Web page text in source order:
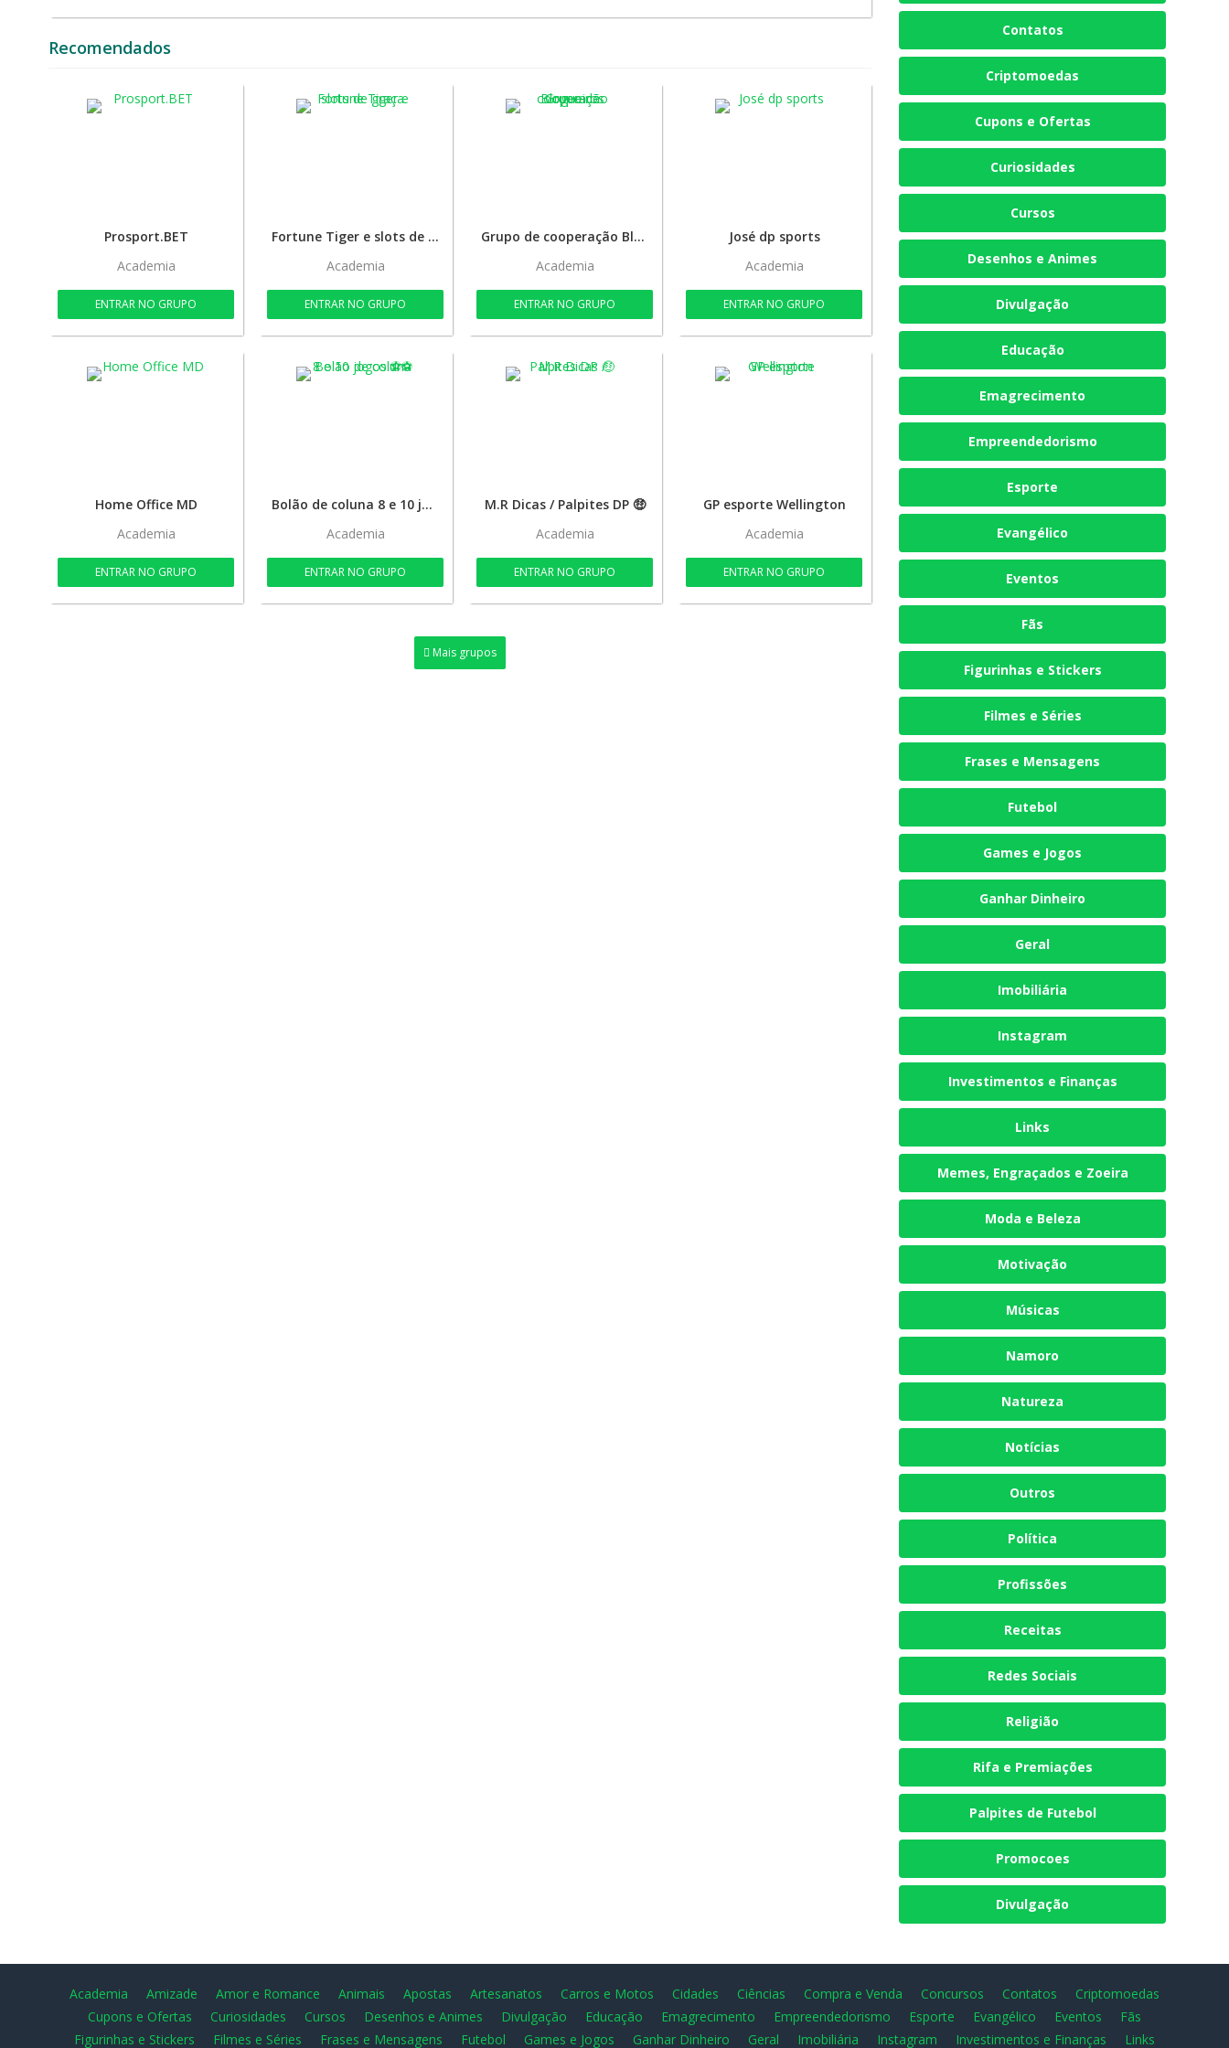
Recomendados
Prosport.BET
Academia
ENTRAR NO GRUPO
Fortune Tiger e slots de graça
Academia
ENTRAR NO GRUPO
Grupo de cooperação Blogueiros
Academia
ENTRAR NO GRUPO
José dp sports
Academia
ENTRAR NO GRUPO
Home Office MD
Academia
ENTRAR NO GRUPO
Bolão de coluna 8 e 10 jogos ⚽⚽
Academia
ENTRAR NO GRUPO
M.R Dicas / Palpites DP 🤑
Academia
ENTRAR NO GRUPO
GP esporte Wellington
Academia
ENTRAR NO GRUPO
Mais grupos
Contatos
Criptomoedas
Cupons e Ofertas
Curiosidades
Cursos
Desenhos e Animes
Divulgação
Educação
Emagrecimento
Empreendedorismo
Esporte
Evangélico
Eventos
Fãs
Figurinhas e Stickers
Filmes e Séries
Frases e Mensagens
Futebol
Games e Jogos
Ganhar Dinheiro
Geral
Imobiliária
Instagram
Investimentos e Finanças
Links
Memes, Engraçados e Zoeira
Moda e Beleza
Motivação
Músicas
Namoro
Natureza
Notícias
Outros
Política
Profissões
Receitas
Redes Sociais
Religião
Rifa e Premiações
Palpites de Futebol
Promocoes
Divulgação
Academia Amizade Amor e Romance Animais Apostas Artesanatos Carros e Motos Cidades Ciências Compra e Venda Concursos Contatos
Criptomoedas
Cupons e Ofertas
Curiosidades Cursos Desenhos e Animes Divulgação Educação Emagrecimento Empreendedorismo Esporte Evangélico Eventos
Fãs
Figurinhas e Stickers
Filmes e Séries Frases e Mensagens Futebol Games e Jogos Ganhar Dinheiro Geral Imobiliária Instagram Investimentos e Finanças Links